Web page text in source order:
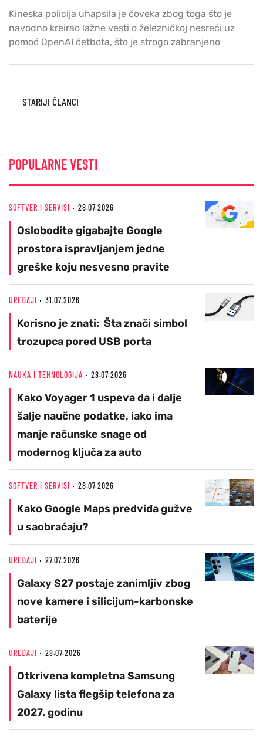
Kineska policija uhapsila je čoveka zbog toga što je
navodno kreirao lažne vesti o železničkoj nesreći uz
pomoć OpenAI četbota, što je strogo zabranjeno
Posts
STARIJI ČLANCI
POPULARNE VESTI
SOFTVER I SERVISI 28.07.2026
Oslobodite gigabajte Google
prostora ispravljanjem jedne
greške koju nesvesno pravite
UREĐAJI 31.07.2026
Korisno je znati: Šta znači simbol
trozupca pored USB porta
NAUKA I TEHNOLOGIJA 28.07.2026
Kako Voyager 1 uspeva da i dalje
šalje naučne podatke, iako ima
manje računske snage od
modernog ključa za auto
SOFTVER I SERVISI 28.07.2026
Kako Google Maps predviđa gužve
u saobraćaju?
UREĐAJI 27.07.2026
Galaxy S27 postaje zanimljiv zbog
nove kamere i silicijum-karbonske
baterije
UREĐAJI 28.07.2026
Otkrivena kompletna Samsung
Galaxy lista flegšip telefona za
2027. godinu